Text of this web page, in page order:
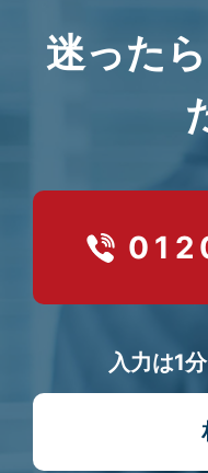
迷った
入力は1